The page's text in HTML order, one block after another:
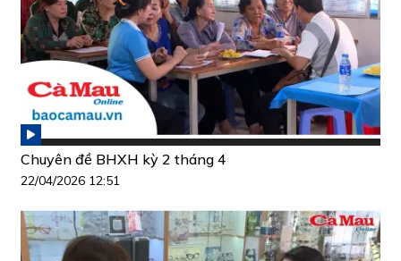
Chuyên đề BHXH kỳ 2 tháng 4
22/04/2026 12:51